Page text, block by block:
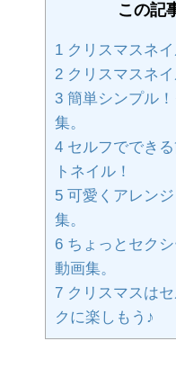
この記
1 クリスマスネ
2 クリスマスネイ
3 簡単シンプル
集。
4 セルフででき
トネイル！
5 可愛くアレン
集。
6 ちょっとセク
動画集。
7 クリスマスは
クに楽しもう♪